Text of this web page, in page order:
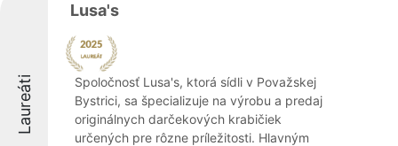
Laureáti
Lusa's
Spoločnosť Lusa's, ktorá sídli v Považskej
Bystrici, sa špecializuje na výrobu a predaj
originálnych darčekových krabičiek
určených pre rôzne príležitosti. Hlavným